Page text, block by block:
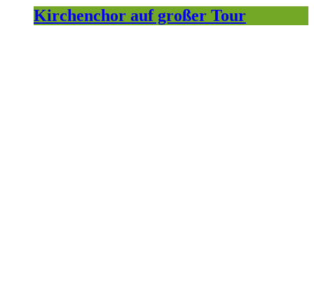
Kirchenchor auf großer Tour